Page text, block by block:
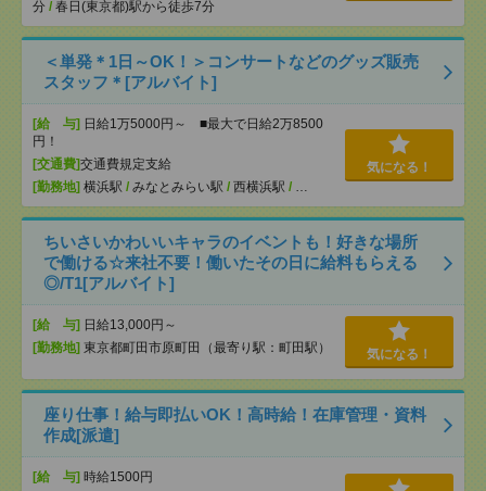
分 / 春日(東京都)駅から徒歩7分
＜単発＊1日～OK！＞コンサートなどのグッズ販売
スタッフ＊[アルバイト]
[給 与] 日給1万5000円～ ■最大で日給2万8500
円！
[交通費]交通費規定支給
[勤務地] 横浜駅 / みなとみらい駅 / 西横浜駅 / …
気になる！
ちいさいかわいいキャラのイベントも！好きな場所
で働ける☆来社不要！働いたその日に給料もらえる
◎/T1[アルバイト]
[給 与] 日給13,000円～
[勤務地] 東京都町田市原町田（最寄り駅：町田駅） 気になる！
座り仕事！給与即払いOK！高時給！在庫管理・資料
作成[派遣]
[給 与] 時給1500円